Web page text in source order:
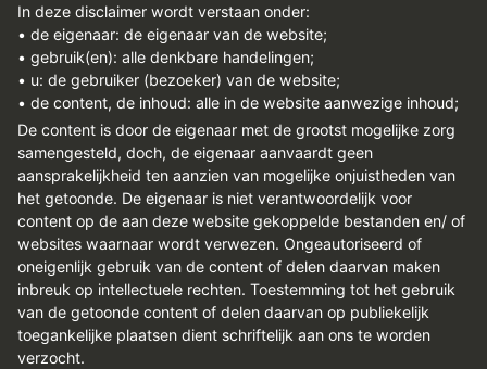
In deze disclaimer wordt verstaan onder:
• de eigenaar: de eigenaar van de website;
• gebruik(en): alle denkbare handelingen;
• u: de gebruiker (bezoeker) van de website;
• de content, de inhoud: alle in de website aanwezige inhoud;
De content is door de eigenaar met de grootst mogelijke zorg
samengesteld, doch, de eigenaar aanvaardt geen
aansprakelijkheid ten aanzien van mogelijke onjuistheden van
het getoonde. De eigenaar is niet verantwoordelijk voor
content op de aan deze website gekoppelde bestanden en/ of
websites waarnaar wordt verwezen. Ongeautoriseerd of
oneigenlijk gebruik van de content of delen daarvan maken
inbreuk op intellectuele rechten. Toestemming tot het gebruik
van de getoonde content of delen daarvan op publiekelijk
toegankelijke plaatsen dient schriftelijk aan ons te worden
verzocht.